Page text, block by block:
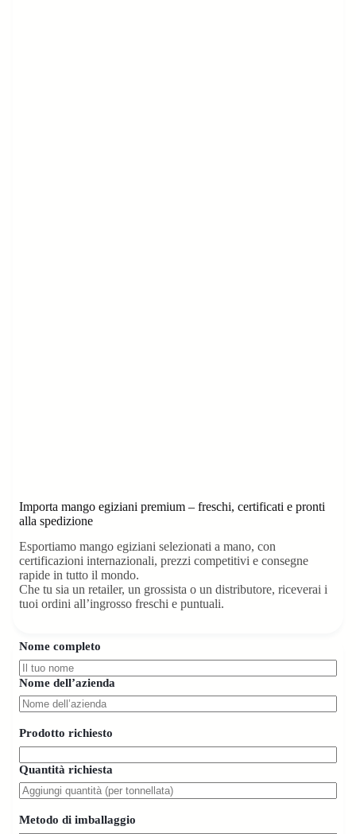
Importa mango egiziani premium – freschi, certificati e pronti
alla spedizione
Esportiamo mango egiziani selezionati a mano, con
certificazioni internazionali, prezzi competitivi e consegne
rapide in tutto il mondo.
Che tu sia un retailer, un grossista o un distributore, riceverai i
tuoi ordini all’ingrosso freschi e puntuali.
Nome completo
Nome dell’azienda
Prodotto richiesto
Quantità richiesta
Metodo di imballaggio